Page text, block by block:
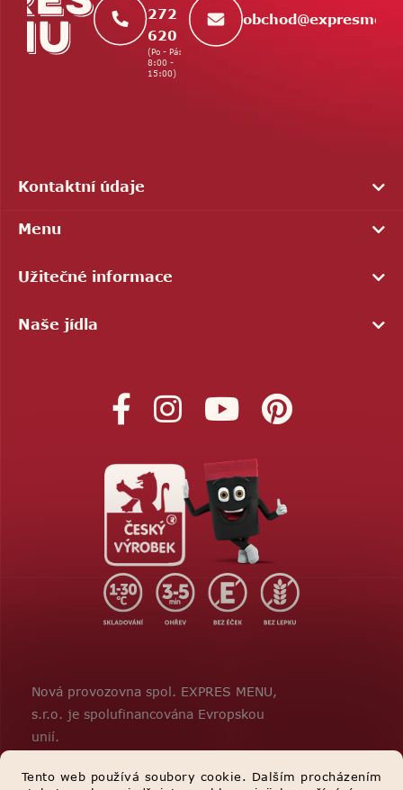
Tento web používá soubory cookie. Dalším procházením
272
620
(Po - Pá:
8:00 -
15:00)
obchod@
Kontaktní údaje
Menu
Užitečné informace
Naše jídla
Nová provozovna spol. EXPRES MENU,
s.r.o. je spolufinancována Evropskou
unií.